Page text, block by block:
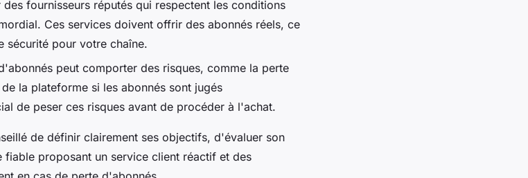
des fournisseurs réputés qui respectent les conditions
Ces services doivent offrir des abonnés réels, ce
sécurité pour votre chaîne.
peut comporter des risques, comme la perte
la plateforme si les abonnés sont jugés
de peser ces risques avant de procéder à l'achat.
de définir clairement ses objectifs, d'évaluer son
proposant un service client réactif et des